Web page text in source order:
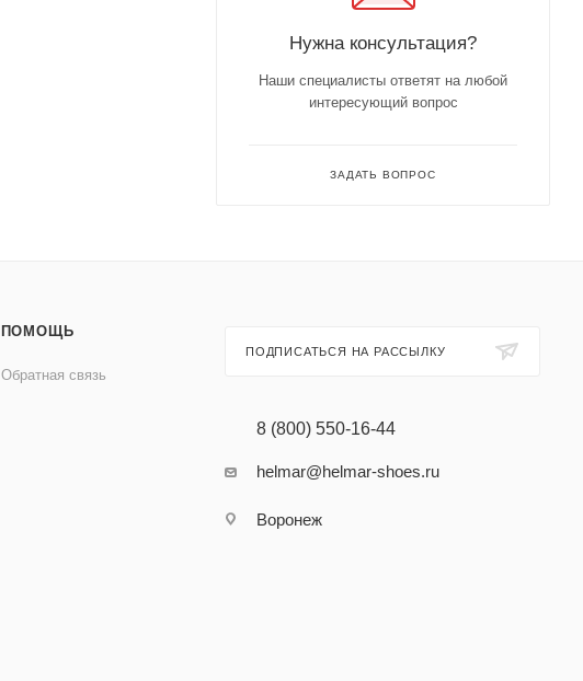
Нужна консультация?
Наши специалисты ответят на любой
интересующий вопрос
ЗАДАТЬ ВОПРОС
ПОМОЩЬ
Обратная связь
ПОДПИСАТЬСЯ НА РАССЫЛКУ
8 (800) 550-16-44
helmar@helmar-shoes.ru
Воронеж